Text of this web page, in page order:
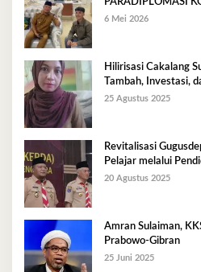
6 Mei 2026
Hilirisasi Cakalang
Tambah, Investasi,
Berkelanjutan
25 Agustus 2025
Revitalisasi
Pelajar melalui
20 Agustus 2025
Amran Sulaiman,
Prabowo-Gibran
25 Juni 2025